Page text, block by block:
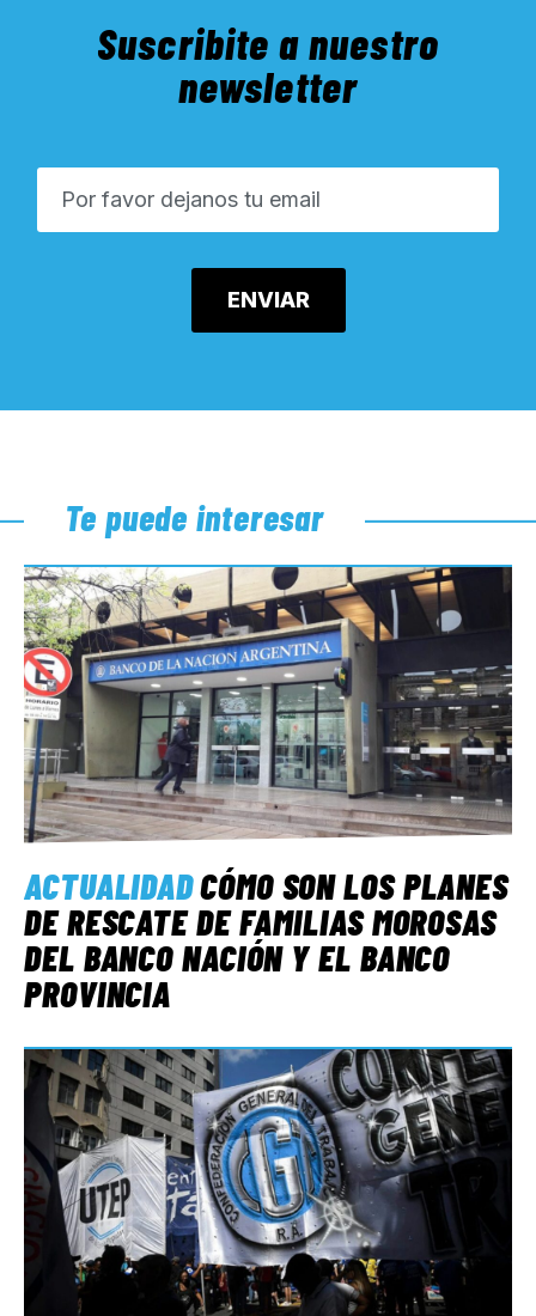
Suscribite a nuestro
newsletter
Te puede interesar
ACTUALIDADCÓMO SON LOS PLANES
DE RESCATE DE FAMILIAS MOROSAS
DEL BANCO NACIÓN Y EL BANCO
PROVINCIA